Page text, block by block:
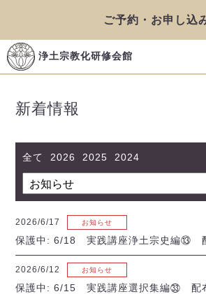
浄土宗教化研修会館
ご予約・お申し込
新着情報
全て 2026 2025 2024
2026/6/17 お知らせ
保護中: 6/18 実践講座浄土宗史編⑬
2026/6/12 お知らせ
保護中: 6/15 実践講座選択集編㉝ 配